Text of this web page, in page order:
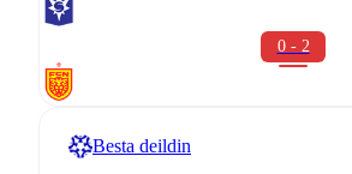
0 - 2
Besta deildin